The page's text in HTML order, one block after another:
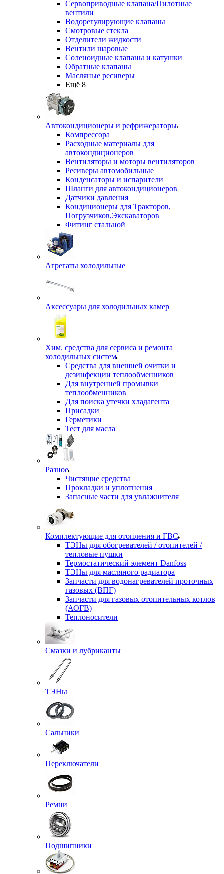
Сервоприводные клапана/Пилотные
вентили
Водорегулирующие клапаны
Смотровые стекла
Отделители жидкости
Вентили шаровые
Соленоидные клапаны и катушки
Обратные клапаны
Масляные ресиверы
Ещё 8
Автокондиционеры и рефрижераторы
Компрессора
Расходные материалы для
автокондиционеров
Вентиляторы и моторы вентиляторов
Ресиверы автомобильные
Конденсаторы и испарители
Шланги для автокондиционеров
Датчики давления
Кондиционеры для Тракторов,
Погрузчиков,Экскаваторов
Фитинг стальной
Агрегаты холодильные
Аксессуары для холодильных камер
Хим. средства для сервиса и ремонта
холодильных систем
Средства для внешней очитки и
дезинфекции теплообменников
Для внутренней промывки
теплообменников
Для поиска утечки хладагента
Присадки
Герметики
Тест для масла
Разное
Чистящие средства
Прокладки и уплотнения
Запасные части для увлажнителя
Комплектующие для отопления и ГВС
ТЭНы для обогревателей / отопителей /
тепловые пушки
Термостатический элемент Danfoss
ТЭНы для масляного радиатора
Запчасти для водонагревателей проточных
газовых (ВПГ)
Запчасти для газовых отопительных котлов
(АОГВ)
Теплоносители
Смазки и лубриканты
ТЭНы
Сальники
Переключатели
Ремни
Подшипники